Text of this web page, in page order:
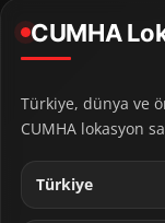
CUMHA
Türkiye, dünya ve
CUMHA lokasyon
Türkiye